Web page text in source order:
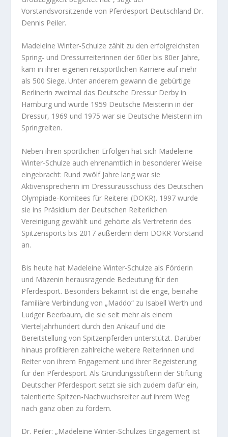
Vorstandsvorsitzende von Pferdesport Deutschland Dr.
Dennis Peiler.
Madeleine Winter-Schulze zählt zu den erfolgreichsten
Spring- und Dressurreiterinnen der 60er bis 80er Jahre,
kam in ihrer eigenen reitsportlichen Karriere auf mehr
als 500 Siege. Unter anderem gewann die gebürtige
Berlinerin zweimal das Deutsche Dressur Derby in
Hamburg und wurde 1959 Deutsche Meisterin in der
Dressur, 1969 und 1975 war sie Deutsche Meisterin im
Springreiten.
Neben ihren sportlichen Erfolgen hat sich Madeleine
Winter-Schulze auch ehrenamtlich in besonderer Weise
eingebracht: Rund zwölf Jahre lang war sie
Aktivensprecherin im Dressurausschuss des Deutschen
Olympiade-Komitees für Reiterei (DOKR). 1997 wurde
sie ins Präsidium der Deutschen Reiterlichen
Vereinigung gewählt und gehörte als Vertreterin des
Spitzensports bis 2017 außerdem dem DOKR-Vorstand
an.
Bis heute hat Madeleine Winter-Schulze als Förderin
und Mäzenin herausragende Bedeutung für den
Pferdesport. Besonders bekannt ist die enge, beinahe
familiäre Verbindung von „Maddo“ zu Isabell Werth und
Ludger Beerbaum, die sie seit mehr als einem
Vierteljahrhundert durch den Ankauf und die
Bereitstellung von Spitzenpferden unterstützt. Darüber
hinaus profitieren zahlreiche weitere Reiterinnen und
Reiter von ihrem Engagement und ihrer Begeisterung
für den Pferdesport. Als Gründungsstifterin der Stiftung
Deutscher Pferdesport setzt sie sich zudem dafür ein,
talentierte Spitzen-Nachwuchsreiter auf ihrem Weg
nach ganz oben zu fördern.
Dr. Peiler: „Madeleine Winter-Schulzes Engagement ist